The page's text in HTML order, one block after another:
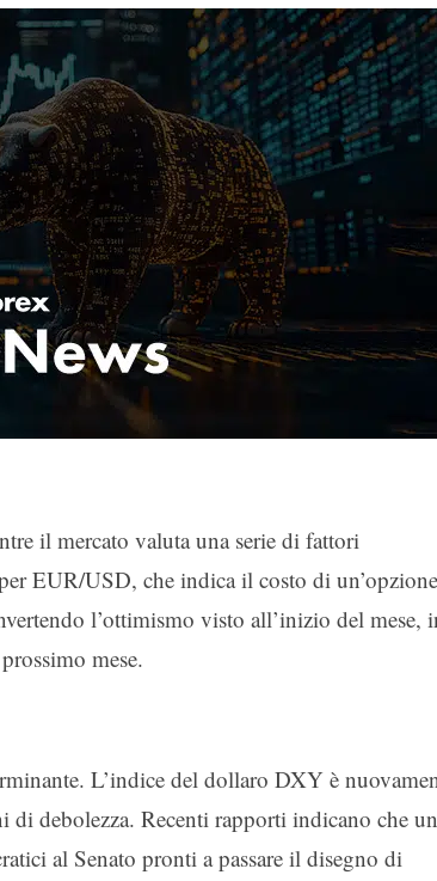
il mercato valuta una serie di fattori
EUR/USD, che indica il costo di un’opzione
l’ottimismo visto all’inizio del mese,
mese.
L’indice del dollaro DXY è
di debolezza. Recenti rapporti indicano che
al Senato pronti a passare il disegno di